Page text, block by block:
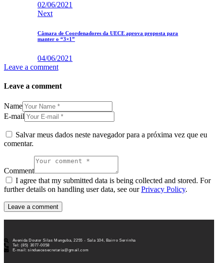
02/06/2021
Next
Câmara de Coordenadores da UECE aprova proposta para
manter o “3×1”
04/06/2021
Leave a comment
Leave a comment
Name
E-mail
Salvar meus dados neste navegador para a próxima vez que eu
comentar.
Comment
I agree that my submitted data is being collected and stored. For
further details on handling user data, see ourPrivacy Policy.
Avenida Doutor Silas Munguba, 2255 - Sala 104, Bairro Serrinha
Tel: (85) 3077-0058
E-mail: sinduecesecretaria@gmail.com